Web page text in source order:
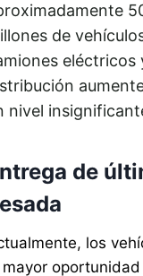
de
eléctricos
nivel
de
los